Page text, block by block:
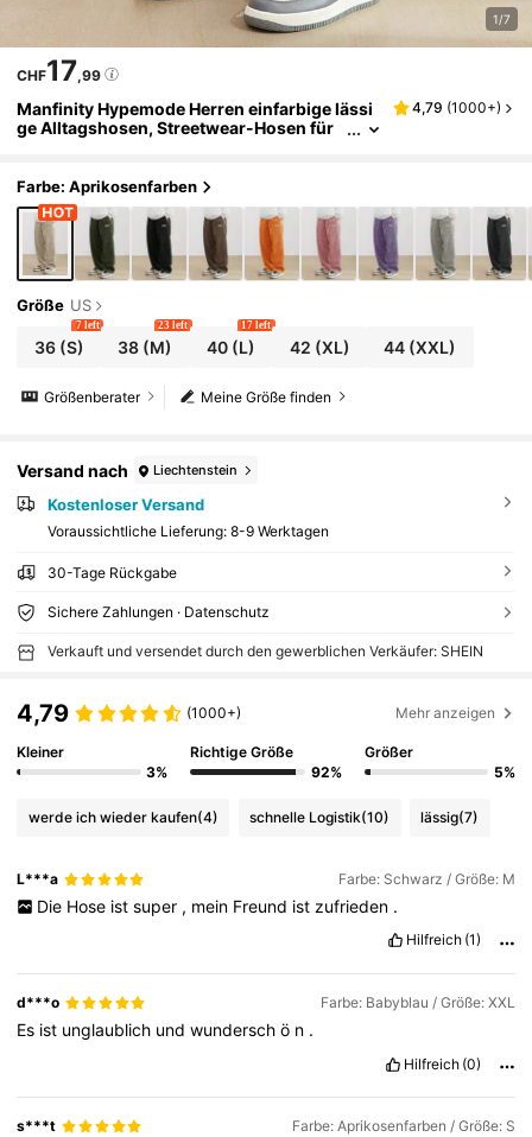
1/7
CHF17,99
Manfinity Hypemode Herren einfarbige lässi
ge Alltagshosen, Streetwear-Hosen für
4,79 (1000+)
Farbe: Aprikosenfarben
Größe US
36(S)
7 left
38 (M)
23 left
40(L)
17 left
42 (XL) 44 (XXL)
Meine Größe finden
Größenberater
Versand nach Liechtenstein
Kostenloser Versand
Voraussichtliche Lieferung: 8-9 Werktagen
30-Tage Rückgabe
Sichere Zahlungen · Datenschutz
Verkauft und versendet durch den gewerblichen Verkäufer: SHEIN
4,79 (1000+) Mehr anzeigen
Kleiner
3%
Richtige Größe
92%
Größer
5%
werde ich wieder kaufen(4) schnelle Logistik(10) lässig(7)
L***a Farbe: Schwarz / Größe: M
Die Hose ist super , mein Freund ist zufrieden .
Hilfreich (1)
d***o Farbe: Babyblau / Größe: XXL
Es ist unglaublich undwunderschö n .
Hilfreich (0)
s***t Farbe: Aprikosenfarben / Größe: S